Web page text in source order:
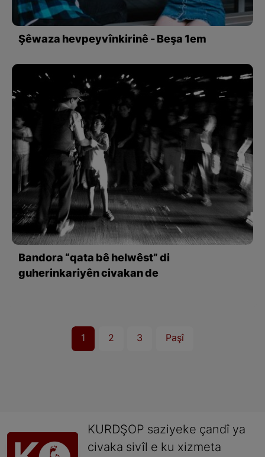
Şêwaza hevpeyvînkirinê - Beşa 1em
Bandora “qata bê helwêst” di
guherinkariyên civakan de
1 2 3 Paşî
KURDŞOP saziyeke çandî ya
civaka sivîl e ku xizmeta